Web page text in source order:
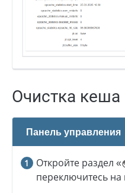
Очистка кеша
Панель управления
Откройте раздел «
переключитесь на